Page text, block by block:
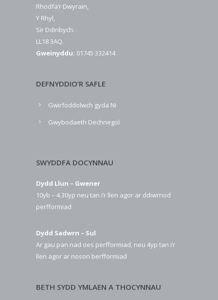
Rhodfa’r Dwyrain,
Y Rhyl,
Sir Ddinbych.
LL18 3AQ.
Gweinyddu: 01745 332414
DEFNYDDIO’R SAFLE
Gwirfoddolwch gyda Ni
Gwybodaeth Dechnegol
SWYDDFA DOCYNNAU
Dydd Llun – Gwener
10yb – 4.30yp neu tan i’r llen agor ar ddiwrnod
perfformiad
Dydd Sadwrn – Sul
Ar gau pan nad oes perfformiad, neu 4yp tan i’r
llen agor ar noson berfformiad
BETH SYDD YMLAEN A THOCYNNAU